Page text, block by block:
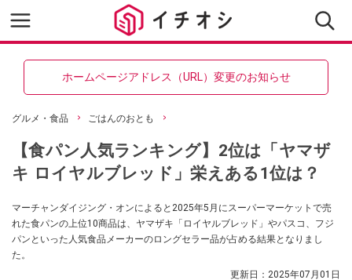
ホームページアドレス（URL）変更のお知らせ
グルメ・食品 ごはんのおとも
【食パン人気ランキング】2位は「ヤマザ
キ ロイヤルブレッド」栄えある1位は？
マーチャンダイジング・オンによると2025年5月にスーパーマーケットで売
れた食パンの上位10商品は、ヤマザキ「ロイヤルブレッド」やパスコ、フジ
パンといった人気食品メーカーのロングセラー品が占める結果となりまし
た。
更新日： 2025年07月01日